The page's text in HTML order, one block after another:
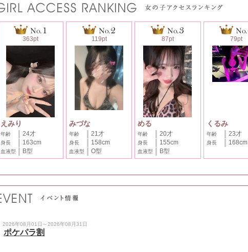
363pt
えみり
年齢 24才
身長 163cm
血液型 B型
119pt
みづな
年齢 21才
身長 158cm
血液型 O型
87pt
める
年齢 20才
身長 155cm
血液型 B型
79pt
くるみ
年齢 23才
身長 168cm
2026年08月01日～2026年08月31日
ポケパラ割